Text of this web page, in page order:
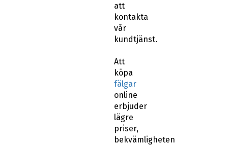
att
kontakta
vår
kundtjänst.
Att
köpa
fälgar
online
erbjuder
lägre
priser,
bekvämligheten